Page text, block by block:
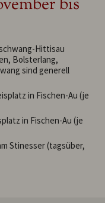
bis
Hittisau
Bolsterlang,
sind generell
in Fischen-Au (je
in Fischen-Au (je
Stinesser (tagsüber,